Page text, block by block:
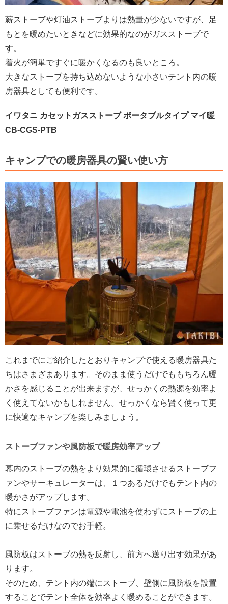
薪ストーブや灯油ストーブよりは熱量が少ないですが、足
もとを暖めたいときなどに効果的なのがガスストーブで
す。
着火が簡単ですぐに暖かくなるのも良いところ。
大きなストーブを持ち込めないような小さいテント内の暖
房器具としても便利です。
イワタニ カセットガスストーブ ポータブルタイプ マイ暖
CB-CGS-PTB
キャンプでの暖房器具の賢い使い方
これまでにご紹介したとおりキャンプで使える暖房器具た
ちはさまざまあります。そのまま使うだけでももちろん暖
かさを感じることが出来ますが、せっかくの熱源を効率よ
く使えてないかもしれません。せっかくなら賢く使って更
に快適なキャンプを楽しみましょう。
ストーブファンや風防板で暖房効率アップ
幕内のストーブの熱をより効果的に循環させるストーブフ
ァンやサーキュレーターは、１つあるだけでもテント内の
暖かさがアップします。
特にストーブファンは電源や電池を使わずにストーブの上
に乗せるだけなのでお手軽。
風防板はストーブの熱を反射し、前方へ送り出す効果があ
ります。
そのため、テント内の端にストーブ、壁側に風防板を設置
することでテント全体を効率よく暖めることができます。